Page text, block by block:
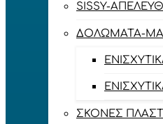
SISSY-
ΔΟΛΏΜΑΤΑ-
ΣΚΌΝΕΣ